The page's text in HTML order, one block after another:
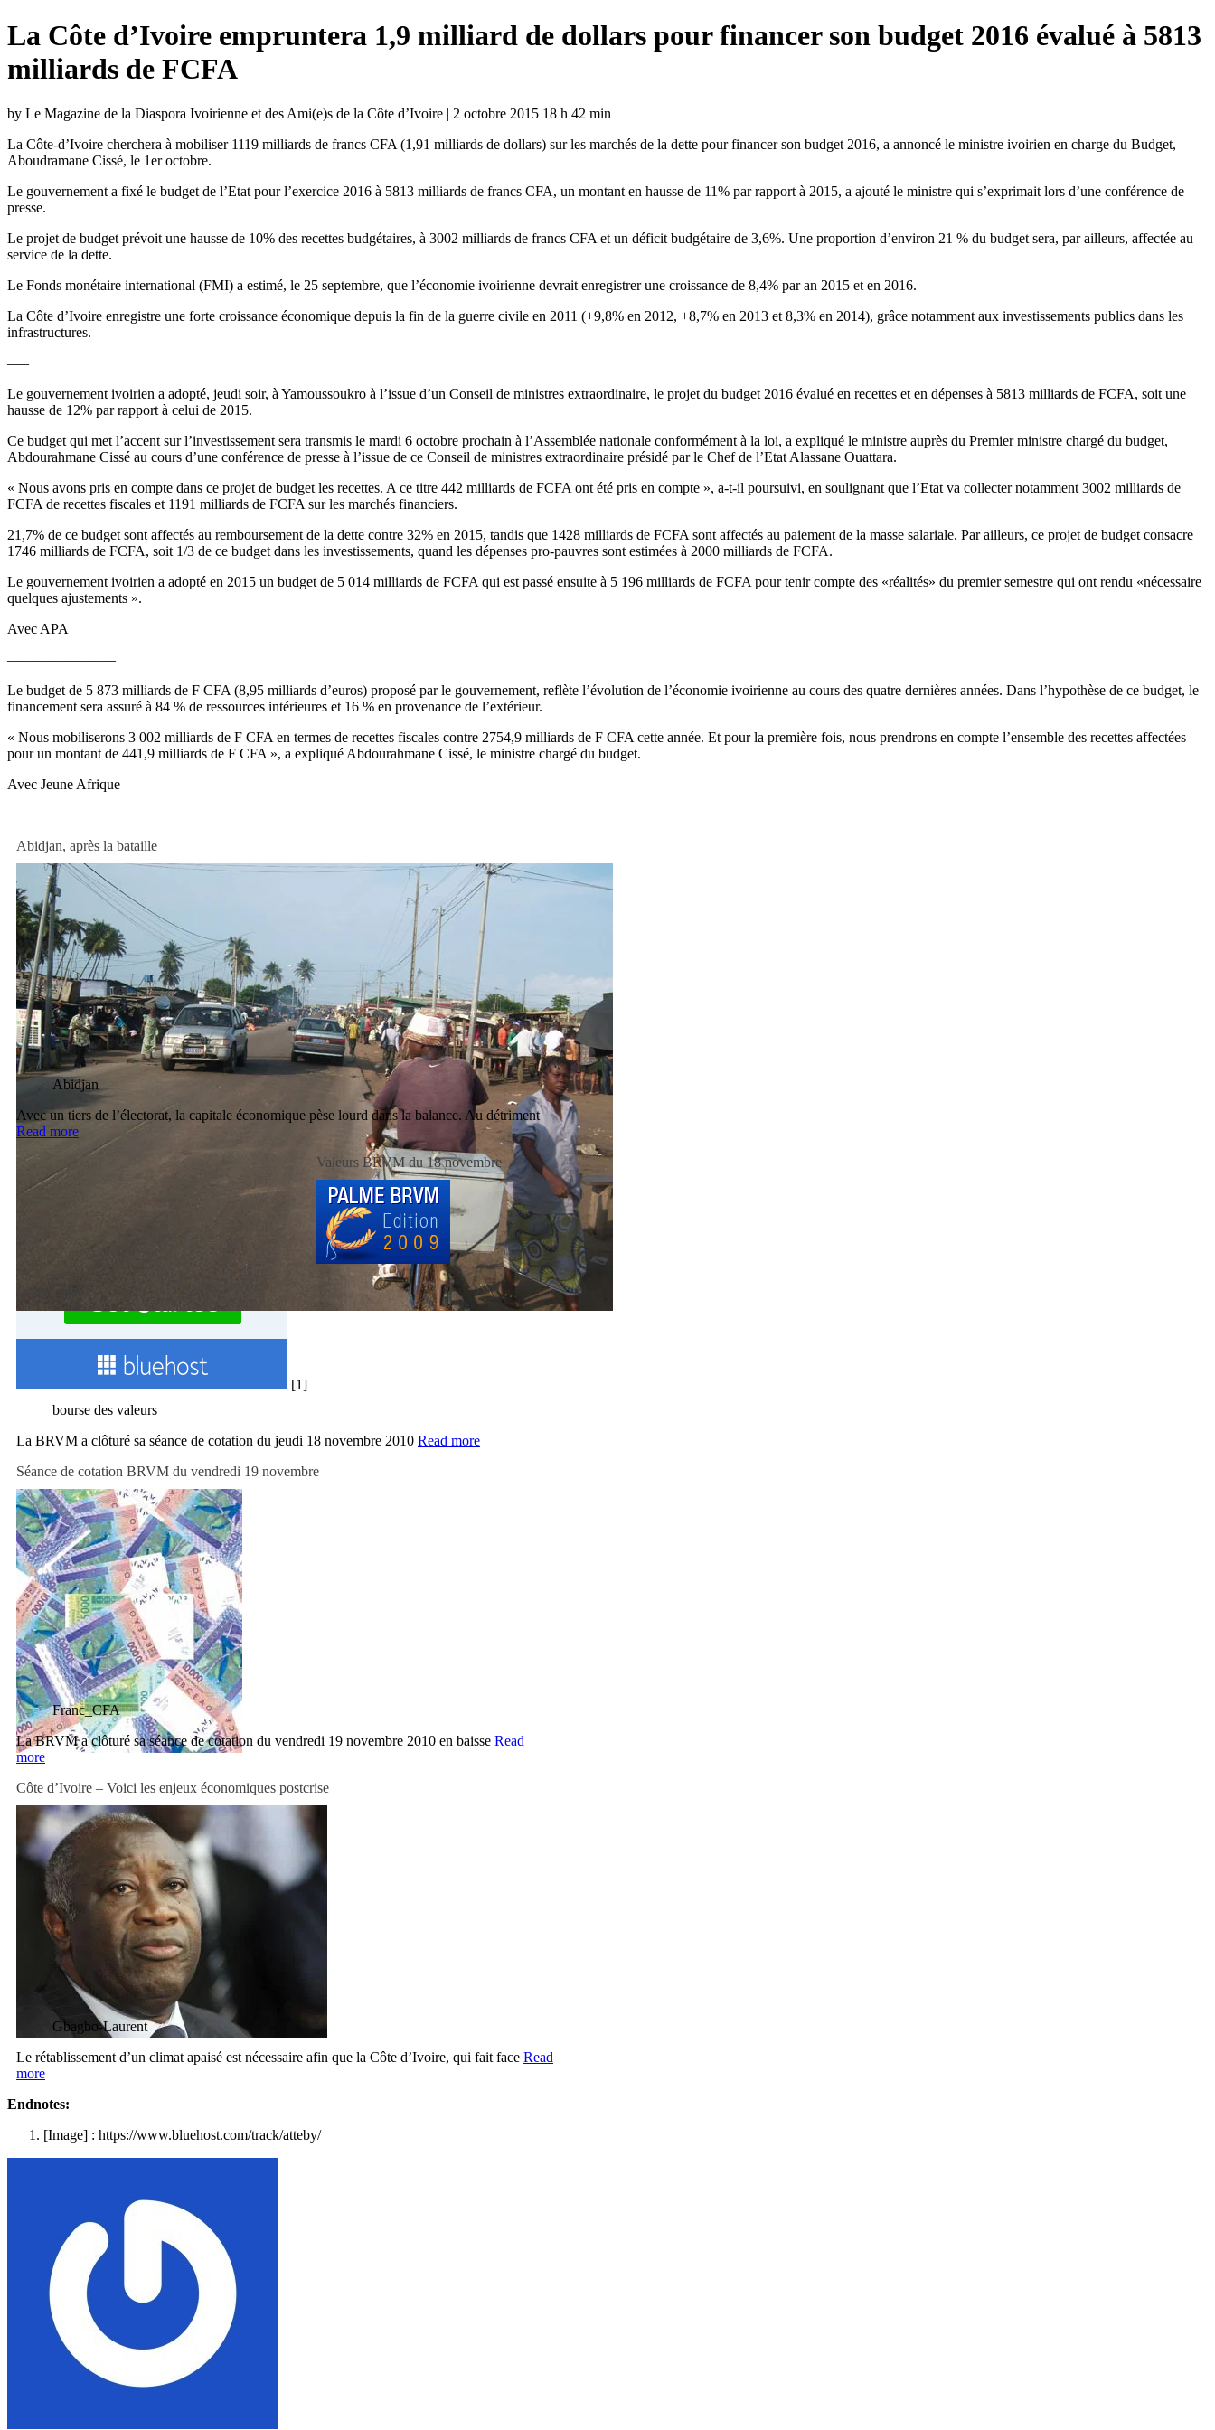
La Côte d’Ivoire empruntera 1,9 milliard de dollars pour financer son budget 2016 évalué à 5813
milliards de FCFA
by Le Magazine de la Diaspora Ivoirienne et des Ami(e)s de la Côte d’Ivoire | 2 octobre 2015 18 h 42 min
La Côte-d’Ivoire cherchera à mobiliser 1119 milliards de francs CFA (1,91 milliards de dollars) sur les marchés de la dette pour financer son budget 2016, a annoncé le ministre ivoirien en charge du Budget,
Aboudramane Cissé, le 1er octobre.
Le gouvernement a fixé le budget de l’Etat pour l’exercice 2016 à 5813 milliards de francs CFA, un montant en hausse de 11% par rapport à 2015, a ajouté le ministre qui s’exprimait lors d’une conférence de
presse.
Le projet de budget prévoit une hausse de 10% des recettes budgétaires, à 3002 milliards de francs CFA et un déficit budgétaire de 3,6%. Une proportion d’environ 21 % du budget sera, par ailleurs, affectée au
service de la dette.
Le Fonds monétaire international (FMI) a estimé, le 25 septembre, que l’économie ivoirienne devrait enregistrer une croissance de 8,4% par an 2015 et en 2016.
La Côte d’Ivoire enregistre une forte croissance économique depuis la fin de la guerre civile en 2011 (+9,8% en 2012, +8,7% en 2013 et 8,3% en 2014), grâce notamment aux investissements publics dans les
infrastructures.
—–
Le gouvernement ivoirien a adopté, jeudi soir, à Yamoussoukro à l’issue d’un Conseil de ministres extraordinaire, le projet du budget 2016 évalué en recettes et en dépenses à 5813 milliards de FCFA, soit une
hausse de 12% par rapport à celui de 2015.
Ce budget qui met l’accent sur l’investissement sera transmis le mardi 6 octobre prochain à l’Assemblée nationale conformément à la loi, a expliqué le ministre auprès du Premier ministre chargé du budget,
Abdourahmane Cissé au cours d’une conférence de presse à l’issue de ce Conseil de ministres extraordinaire présidé par le Chef de l’Etat Alassane Ouattara.
« Nous avons pris en compte dans ce projet de budget les recettes. A ce titre 442 milliards de FCFA ont été pris en compte », a-t-il poursuivi, en soulignant que l’Etat va collecter notamment 3002 milliards de
FCFA de recettes fiscales et 1191 milliards de FCFA sur les marchés financiers.
21,7% de ce budget sont affectés au remboursement de la dette contre 32% en 2015, tandis que 1428 milliards de FCFA sont affectés au paiement de la masse salariale. Par ailleurs, ce projet de budget consacre
1746 milliards de FCFA, soit 1/3 de ce budget dans les investissements, quand les dépenses pro-pauvres sont estimées à 2000 milliards de FCFA.
Le gouvernement ivoirien a adopté en 2015 un budget de 5 014 milliards de FCFA qui est passé ensuite à 5 196 milliards de FCFA pour tenir compte des «réalités» du premier semestre qui ont rendu «nécessaire
quelques ajustements ».
Avec APA
———————–
Le budget de 5 873 milliards de F CFA (8,95 milliards d’euros) proposé par le gouvernement, reflète l’évolution de l’économie ivoirienne au cours des quatre dernières années. Dans l’hypothèse de ce budget, le
financement sera assuré à 84 % de ressources intérieures et 16 % en provenance de l’extérieur.
« Nous mobiliserons 3 002 milliards de F CFA en termes de recettes fiscales contre 2754,9 milliards de F CFA cette année. Et pour la première fois, nous prendrons en compte l’ensemble des recettes affectées
pour un montant de 441,9 milliards de F CFA », a expliqué Abdourahmane Cissé, le ministre chargé du budget.
Avec Jeune Afrique
Abidjan, après la bataille
Abidjan
Avec un tiers de l’électorat, la capitale économique pèse lourd dans la balance. Au détriment
Read more
[1]
Valeurs BRVM du 18 novembre
bourse des valeurs
La BRVM a clôturé sa séance de cotation du jeudi 18 novembre 2010 Read more
Séance de cotation BRVM du vendredi 19 novembre
Franc_CFA
La BRVM a clôturé sa séance de cotation du vendredi 19 novembre 2010 en baisse Read
more
Côte d’Ivoire – Voici les enjeux économiques postcrise
Gbagbo-Laurent
Le rétablissement d’un climat apaisé est nécessaire afin que la Côte d’Ivoire, qui fait face Read
more
Endnotes:
[Image] : https://www.bluehost.com/track/atteby/